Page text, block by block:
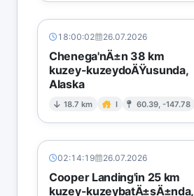
18:00:02 26.07.2026
Chenega'nÄ±n 38 km
kuzey-kuzeydoÄŸusunda,
Alaska
18.7 km I 60.39, -147.78
02:14:19 26.07.2026
Cooper Landing'in 25 km
kuzey-kuzeybatÄ±sÄ±nda,